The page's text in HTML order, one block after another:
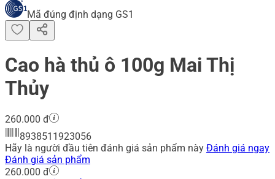
Mã đúng định dạng GS1
Cao hà thủ ô 100g Mai Thị
Thủy
260.000 đ
8938511923056
Hãy là người đầu tiên đánh giá sản phẩm này Đánh giá ngay
Đánh giá sản phẩm
260.000 đ